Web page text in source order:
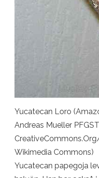
Yucatecan Loro
Andreas Mueller
Wikimedia Commons)
Yucatecan papegoja